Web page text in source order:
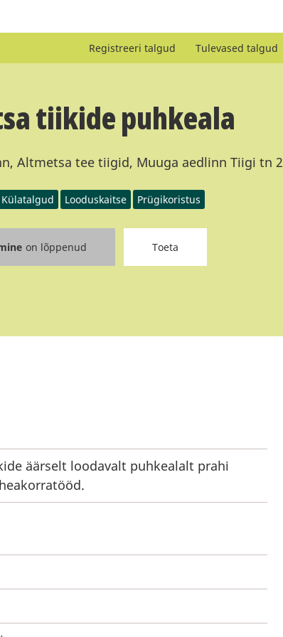
Registreeri talgud Tulevased talgud
tiikide puhkeala
Altmetsa tee tiigid, Muuga aedlinn Tiigi tn 2
Külatalgud Looduskaitse Prügikoristus
on lõppenud Toeta
äärselt loodavalt puhkealalt prahi